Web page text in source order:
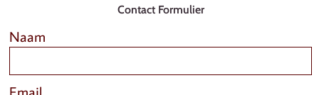
Contact Formulier
Naam